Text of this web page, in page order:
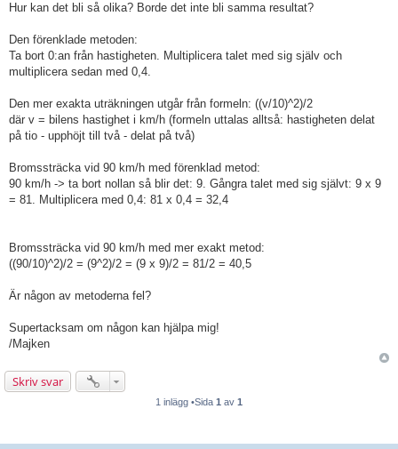
Hur kan det bli så olika? Borde det inte bli samma resultat?
Den förenklade metoden:
Ta bort 0:an från hastigheten. Multiplicera talet med sig själv och
multiplicera sedan med 0,4.
Den mer exakta uträkningen utgår från formeln: ((v/10)^2)/2
där v = bilens hastighet i km/h (formeln uttalas alltså: hastigheten delat
på tio - upphöjt till två - delat på två)
Bromssträcka vid 90 km/h med förenklad metod:
90 km/h -> ta bort nollan så blir det: 9. Gångra talet med sig självt: 9 x 9
= 81. Multiplicera med 0,4: 81 x 0,4 = 32,4
Bromssträcka vid 90 km/h med mer exakt metod:
((90/10)^2)/2 = (9^2)/2 = (9 x 9)/2 = 81/2 = 40,5
Är någon av metoderna fel?
Supertacksam om någon kan hjälpa mig!
/Majken
Skriv svar
1 inlägg •Sida 1 av 1